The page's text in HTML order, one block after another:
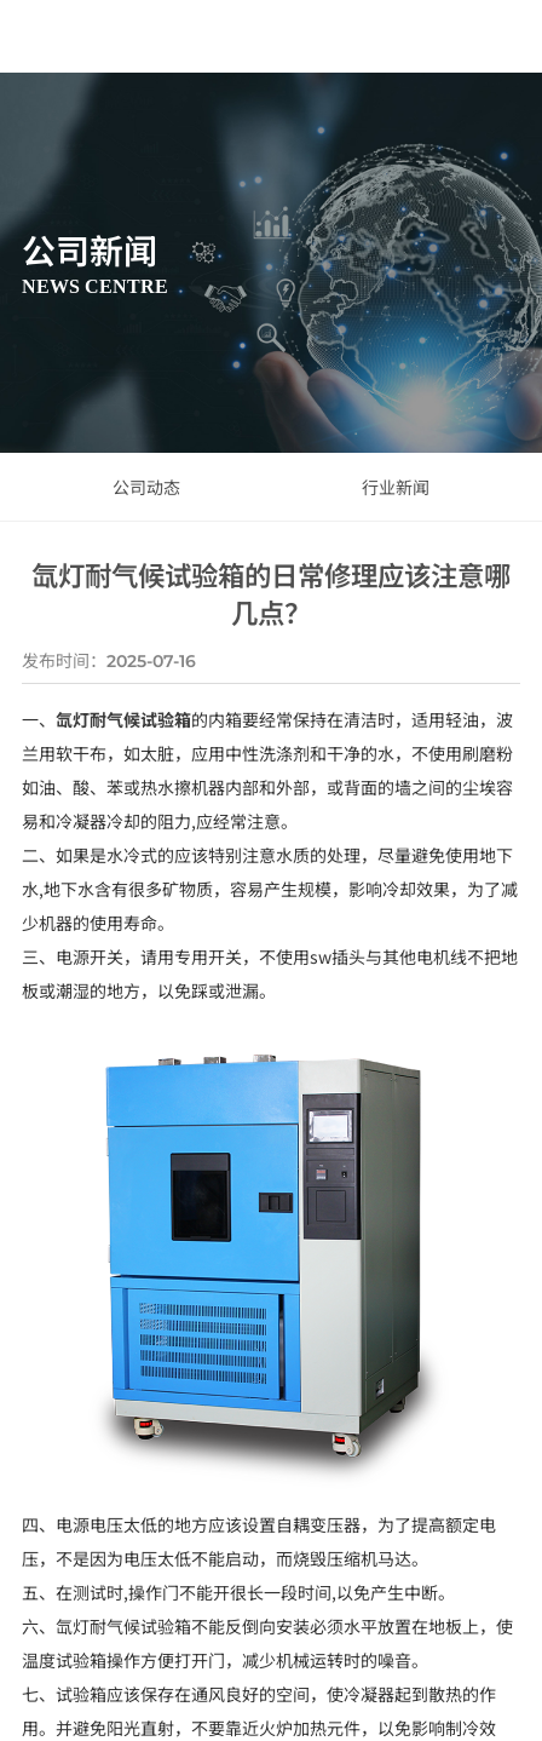
公司新闻
NEWS CENTRE
公司动态 行业新闻
氙灯耐气候试验箱的日常修理应该注意哪
几点？
发布时间： 2025-07-16
一、 氙灯耐气候试验箱的内箱要经常保持在清洁时，适用轻油，波
兰用软干布，如太脏，应用中性洗涤剂和干净的水，不使用刷磨粉
如油、酸、苯或热水擦机器内部和外部，或背面的墙之间的尘埃容
易和冷凝器冷却的阻力,应经常注意。
二、如果是水冷式的应该特别注意水质的处理，尽量避免使用地下
水,地下水含有很多矿物质，容易产生规模，影响冷却效果，为了减
少机器的使用寿命。
三、电源开关，请用专用开关，不使用sw插头与其他电机线不把地
板或潮湿的地方，以免踩或泄漏。
四、电源电压太低的地方应该设置自耦变压器，为了提高额定电
压，不是因为电压太低不能启动，而烧毁压缩机马达。
五、在测试时,操作门不能开很长一段时间,以免产生中断。
六、氙灯耐气候试验箱不能反倒向安装必须水平放置在地板上，使
温度试验箱操作方便打开门，减少机械运转时的噪音。
七、试验箱应该保存在通风良好的空间，使冷凝器起到散热的作
用。并避免阳光直射，不要靠近火炉加热元件，以免影响制冷效